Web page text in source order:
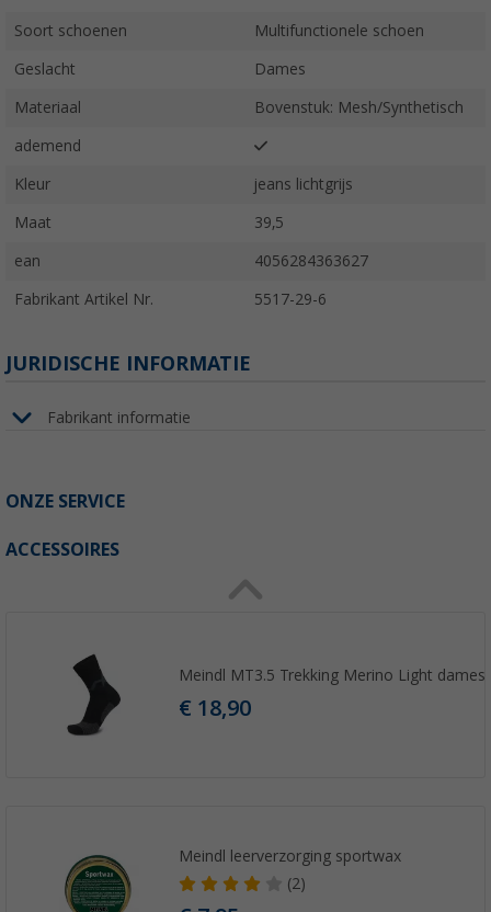
Soort schoenen Multifunctionele schoen
Geslacht Dames
Materiaal Bovenstuk: Mesh/Synthetisch
ademend
Kleur jeans lichtgrijs
Maat 39,5
ean 4056284363627
Fabrikant Artikel Nr. 5517-29-6
JURIDISCHE INFORMATIE
Fabrikant informatie
ONZE SERVICE
ACCESSOIRES
Meindl MT3.5 Trekking Merino Light
€ 18,90
Meindl leerverzorging sportwax
(2)